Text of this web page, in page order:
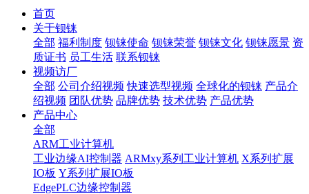
首页
关于钡铼
全部 福利制度 钡铼使命 钡铼荣誉 钡铼文化 钡铼愿景 资
质证书 员工生活 联系钡铼
视频访厂
全部 公司介绍视频 快速选型视频 全球化的钡铼 产品介
绍视频 团队优势 品牌优势 技术优势 产品优势
产品中心
全部
ARM工业计算机
工业边缘AI控制器 ARMxy系列工业计算机 X系列扩展
IO板 Y系列扩展IO板
EdgePLC边缘控制器